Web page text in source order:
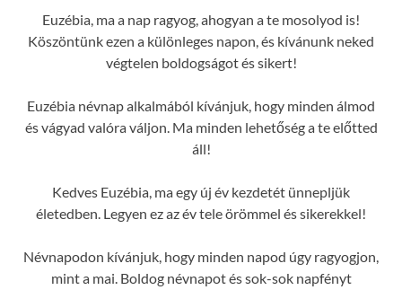
Euzébia, ma a nap ragyog, ahogyan a te mosolyod is!
Köszöntünk ezen a különleges napon, és kívánunk neked
végtelen boldogságot és sikert!
Euzébia névnap alkalmából kívánjuk, hogy minden álmod
és vágyad valóra váljon. Ma minden lehetőség a te előtted
áll!
Kedves Euzébia, ma egy új év kezdetét ünnepljük
életedben. Legyen ez az év tele örömmel és sikerekkel!
Névnapodon kívánjuk, hogy minden napod úgy ragyogjon,
mint a mai. Boldog névnapot és sok-sok napfényt